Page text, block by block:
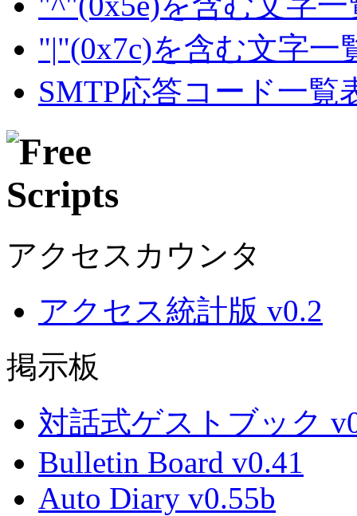
"|"(0x7c)を含む文字一
SMTP応答コード一覧
アクセスカウンタ
アクセス統計版 v0.2
掲示板
対話式ゲストブック
Bulletin Board v0.41
Auto Diary v0.55b